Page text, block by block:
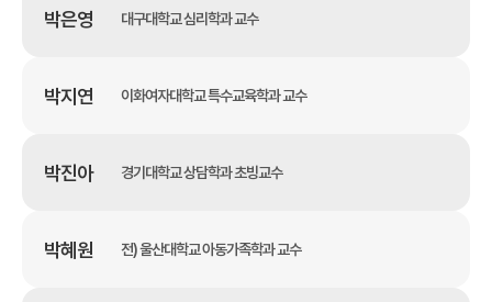
박은영 대구대학교 심리학과 교수
박지연 이화여자대학교 특수교육학과 교수
박진아 경기대학교 상담학과 초빙교수
박혜원 전) 울산대학교 아동가족학과 교수